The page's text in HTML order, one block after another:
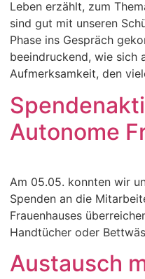
Leben erzählt, zum
sind gut mit unseren
Phase ins Gespräch
beeindruckend, wie sich
Aufmerksamkeit, den
Autonome
Am 05.05. konnten wir
Spenden an die
Frauenhauses
Handtücher oder
Austausch